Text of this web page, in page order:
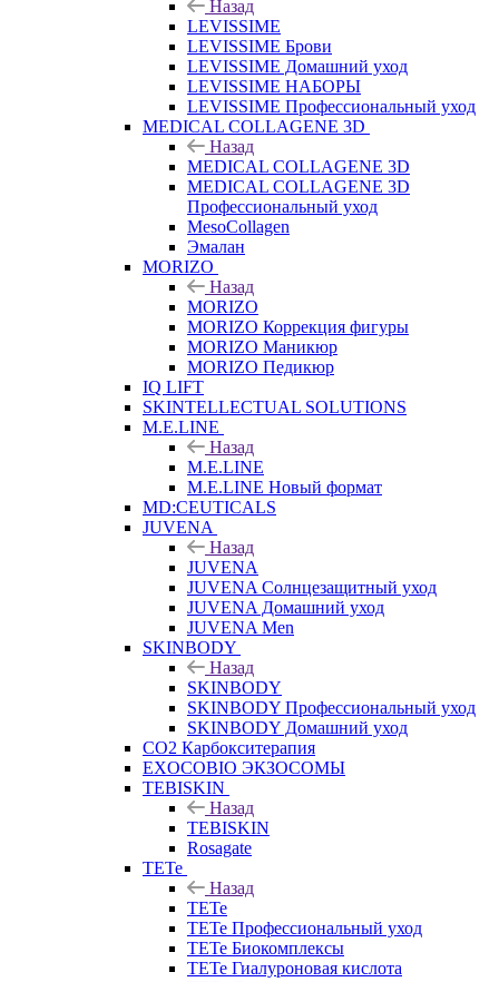
Назад
LEVISSIME
LEVISSIME Брови
LEVISSIME Домашний уход
LEVISSIME НАБОРЫ
LEVISSIME Профессиональный уход
MEDICAL COLLAGENE 3D
Назад
MEDICAL COLLAGENE 3D
MEDICAL COLLAGENE 3D
Профессиональный уход
MesoCollagen
Эмалан
MORIZO
Назад
MORIZO
MORIZO Коррекция фигуры
MORIZO Маникюр
MORIZO Педикюр
IQ LIFT
SKINTELLECTUAL SOLUTIONS
M.E.LINE
Назад
M.E.LINE
M.E.LINE Новый формат
MD:CEUTICALS
JUVENA
Назад
JUVENA
JUVENA Солнцезащитный уход
JUVENA Домашний уход
JUVENA Men
SKINBODY
Назад
SKINBODY
SKINBODY Профессиональный уход
SKINBODY Домашний уход
CO2 Карбокситерапия
EXOCOBIO ЭКЗОСОМЫ
TEBISKIN
Назад
TEBISKIN
Rosagate
TETe
Назад
TETe
TETe Профессиональный уход
TETe Биокомплексы
TETe Гиалуроновая кислота